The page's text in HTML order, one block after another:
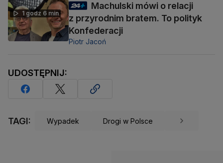
1 godz 6 min
Machulski mówi o relacji
z przyrodnim bratem. To polityk
Konfederacji
Piotr Jacoń
UDOSTĘPNIJ:
TAGI: Wypadek Drogi w Polsce